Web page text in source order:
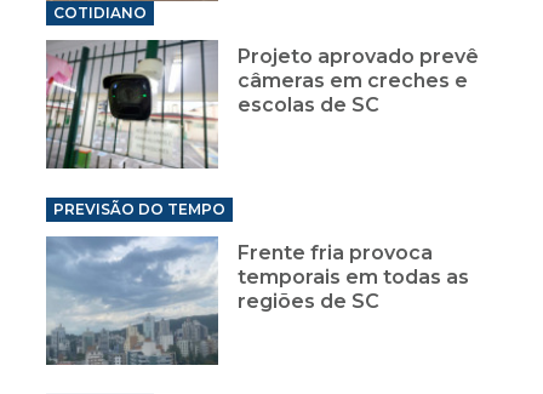
COTIDIANO
Projeto aprovado prevê
câmeras em creches e
escolas de SC
PREVISÃO DO TEMPO
Frente fria provoca
temporais em todas as
regiões de SC